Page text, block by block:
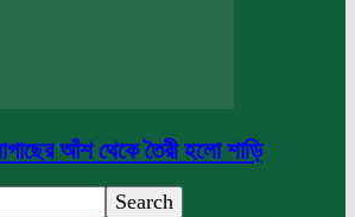
আঁশ থেকে তৈরী হলো শাড়ি